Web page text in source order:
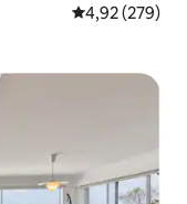
Gemiddelde
4,92 (279)